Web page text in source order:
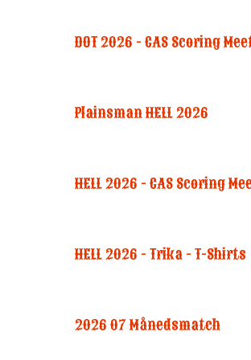
DOT 2026 - CAS Scoring
Plainsman HELL 2026
HELL 2026 - CAS Scoring
HELL 2026 - Trika - T-Shirts
2026 07 Månedsmatch